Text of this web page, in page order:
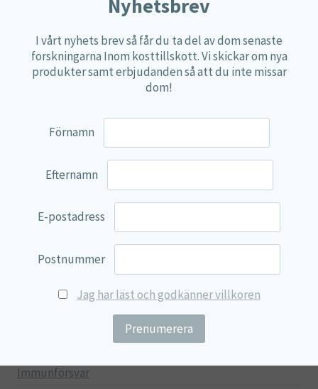
100% Natural
EVP Nutrition
Multi Nutrient
Lamberts
Svenska Örtmedicinska Institutet
Kenkou Selfcare
Immunförsvar
Nyhetsbrev
I vårt nyhets brev så får du ta del av dom senaste
forskningarna Inom kosttillskott. Vi skickar om nya
produkter samt erbjudanden så att du inte missar
dom!
Förnamn
Efternamn
E-postadress
Postnummer
Jag har läst och godkänner villkoren